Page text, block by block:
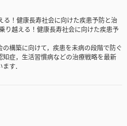
る！健康長寿社会に向けた疾患予防と治
り越える！健康長寿社会に向けた疾患予
構築に向けて，疾患を未病の段階で防ぐ
症，生活習慣病などの治療戦略を最新
す．